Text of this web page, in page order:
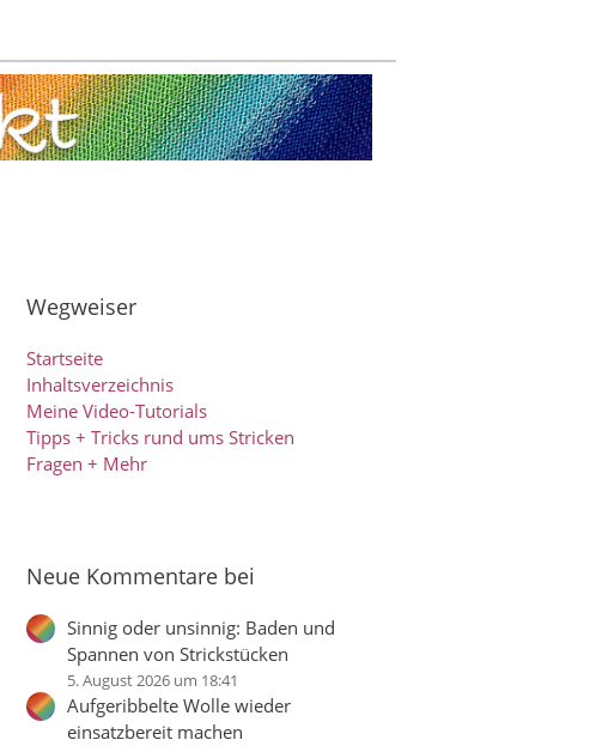
Wegweiser
Startseite
Inhaltsverzeichnis
Meine Video-Tutorials
Tipps + Tricks rund ums Stricken
Fragen + Mehr
Neue Kommentare bei
Sinnig oder unsinnig: Baden und
Spannen von Strickstücken
5. August 2026 um 18:41
Aufgeribbelte Wolle wieder
einsatzbereit machen